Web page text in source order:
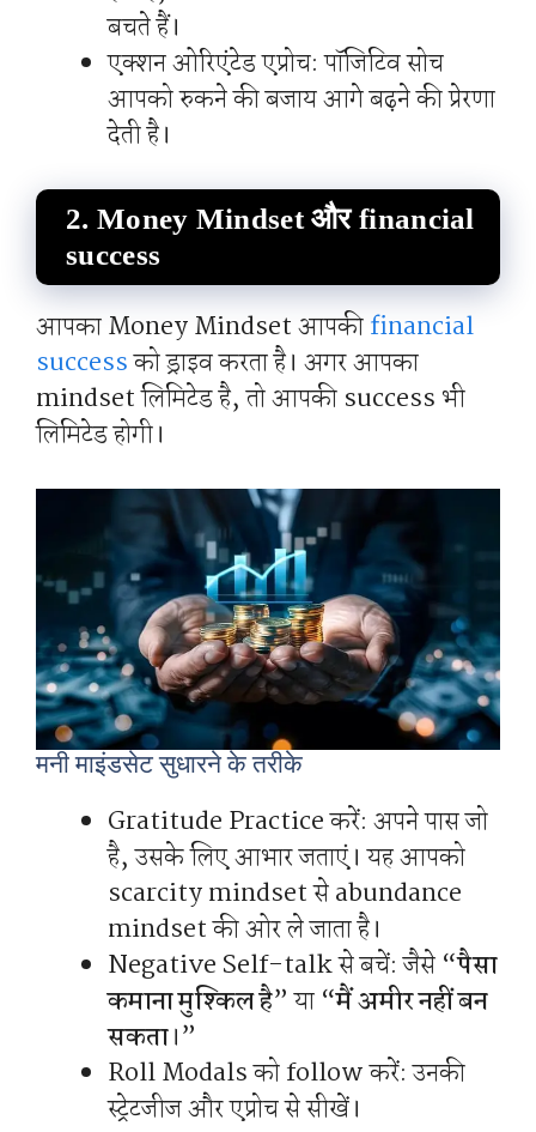
बचते हैं।
एक्शन ओरिएंटेड एप्रोच: पॉजिटिव सोच
आपको रुकने की बजाय आगे बढ़ने की प्रेरणा
देती है।
2. Money Mindset और financial
success
आपका Money Mindset आपकीfinancial
successको ड्राइव करता है। अगर आपका
mindset लिमिटेड है, तो आपकी success भी
लिमिटेड होगी।
मनी माइंडसेट सुधारने के तरीके
Gratitude Practice करें: अपने पास जो
है, उसके लिए आभार जताएं। यह आपको
scarcity mindset से abundance
mindset की ओर ले जाता है।
Negative Self-talk से बचें: जैसे “पैसा
कमाना मुश्किल है” या “मैं अमीर नहीं बन
सकता।”
Roll Modals को follow करें: उनकी
स्ट्रेटजीज और एप्रोच से सीखें।